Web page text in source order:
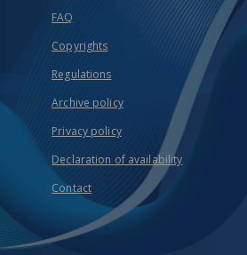
FAQ
Copyrights
Regulations
Archive policy
Privacy policy
Declaration of availability
Contact